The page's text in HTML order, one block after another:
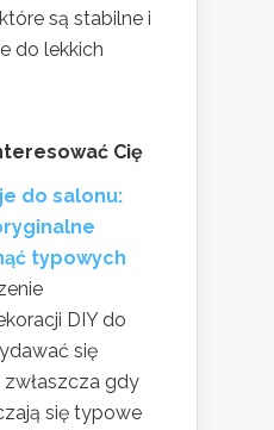
są stabilne i
do lekkich
Cię
do salonu:
typowych
DIY do
się
zwłaszcza gdy
się typowe